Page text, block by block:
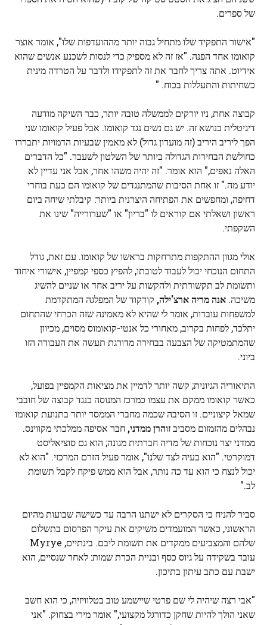
של ספרים.
"אישור התפקיד שלו מתחיל גבוה יותר מההועדפות שלו", אומר אוצר
קואומו אחד הפנה. "אז זה לא מספיק כדי לנסות לשכנע אנשים שהוא
אידיוט. אתה צריך לחבר את זה לתפקידו ולדבר על הטרדה מינית
כשחיתות והתעללות בכוח. "
קבוצה אחת, ניו יורקים לממשלה טובה יותר, כבר השיקה מודעה
דיגיטלית בנושא זה. יש גם נשים נגד קואומו. אבל פעיל קואומו שני
הפך ליריב היריב (זה מועדון גדול) לא מאמין שבעיות הדמויות יתבררו
כחולשת הבחירות הגדולה ביותר של השלטון לשעבר. "כל הדברים
האלה נאפים," הוא אומר. "זה יהיה משהו אחר, אבל אני עדיין לא
יודע מה." זו אחת הסיבות שהמתנגדים של קואומו הם כעת בוחרי
דחיפה, ומחפשים את הפתיחה היצרנית ביותר: קיבלתי שיחה ביום
ראשון ושאלתי אם קוראים לו "בריון" או "שערורייה" שינו את
השקפתי.
אולי מגוון ההתקפות מתרחקות בראשו של קואומו. עם זאת, גודל
התחום הנוכחי יכול לעבוד לטובתו, להפיץ כספי קמפיין, אישורי איחוד
ותשומת לב תקשורתית ולהקשות על יריב אחד או שניים להשיג
משיכה. אנה מריה ארצ'ילה, קודקוד של המפלגה המתקדמת
למשפחות עובדות, אומר לי שהיא לא מאמינה שזה הכרחי שהתחום
יתלכד, לפחות בקרוב, מאחורי כל אנטי-קואומוס מסוים, מכיוון
שהמתמטיקה של הצבעה בבחירה מדורגת תעשה את העבודה הזו
ביוני.
התיאוריה הגיונית; קשה יותר לדמיין את מציאות הקמפיין בפועל,
כאשר קואומו ממקם את עצמו כמרכז המנוסה כנגד קבוצה של חובבי
שמאל קיצוניים. זו הסיבה שכמה מחברי הממסד יותר בתנועת קואומו
נבהלים מהזמזום מסביבזוהרן ממדני, חבר אסיפה ממלכתי מקווינס.
ממדני יצר נוכחות של מדיה חברתית מגונה; הוא גם סוציאליסט
דמוקרטי. "הוא בעיה לצד שלנו", אומר פעיל הזרם המרכזי. "הוא לא
יכול לנצח כי הוא עד כה נותר, אבל הוא ממש פיקח לקבל תשומת
לב."
סביר להניח כי הסקרים לא ישתנו הרבה עד כשישה שבועות מהיום
הראשוני, כאשר המועמדים משיקים את עיקר הפרסום בתשלום
שלהם והמצביעים ממקדים את תשומת ליבם. בינתיים, Myrye
עובד בשקידה על גיוס כסף ובניית הכרת שמות: לאחר שנסיים, הוא
ישבת עם כתב עיתון בתיכון.
"אבי רצה שיהיה לי שם פרטי שיישמע טוב בטלוויזיה, כי הוא חשב
שאני הולך להיות שחקן כדורגל מקצועי," אומר מירי בצחוק. "אני